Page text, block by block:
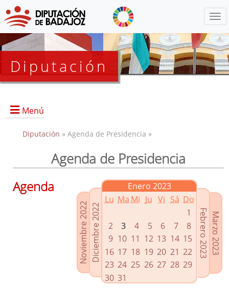
Diputación
Menú
Presidencia
Grupos Políticos
Enlaces relacionados
Agenda de Presidencia
Plenos provinciales y Juntas de gobierno
Oficina de Proyectos Europeos
Diputación » Agenda de Presidencia »
Agenda de Presidencia
Noviembre 2022Diciembre 2022
Enero 2023
Lu Ma Mi Ju Vi Sá Do
1
2
3 4 5 6 7
8
9 10 11 12 13 14 15
16 17 18 19 20 21 22
23 24 25 26 27 28 29
30 31
Marzo 2023
Febrero 2023
Agenda